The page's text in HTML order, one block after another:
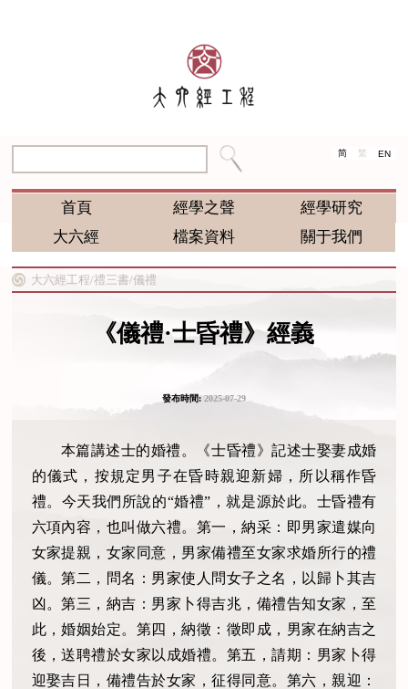
简 繁 EN
首頁 經學之聲
經學研究
大六經
檔案資料 關于我們
大六經工程/禮三書/儀禮
《儀禮·士昏禮》經義
發布時間:2025-07-29
本篇講述士的婚禮。《士昏禮》記述士娶妻成婚
的儀式，按規定男子在昏時親迎新婦，所以稱作昏
禮。今天我們所說的“婚禮”，就是源於此。士昏禮有
六項內容，也叫做六禮。第一，納采：即男家遣媒向
女家提親，女家同意，男家備禮至女家求婚所行的禮
儀。第二，問名：男家使人問女子之名，以歸卜其吉
凶。第三，納吉：男家卜得吉兆，備禮告知女家，至
此，婚姻始定。第四，納徵：徵即成，男家在納吉之
後，送聘禮於女家以成婚禮。第五，請期：男家卜得
迎娶吉日，備禮告於女家，征得同意。第六，親迎：